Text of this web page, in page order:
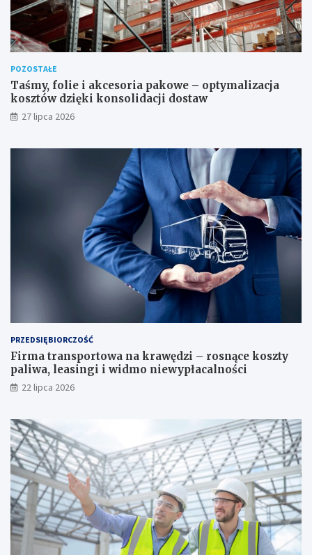
POZOSTAŁE
Taśmy, folie i akcesoria pakowe – optymalizacja
kosztów dzięki konsolidacji dostaw
27 lipca 2026
PRZEDSIĘBIORCZOŚĆ
Firma transportowa na krawędzi – rosnące koszty
paliwa, leasingi i widmo niewypłacalności
22 lipca 2026